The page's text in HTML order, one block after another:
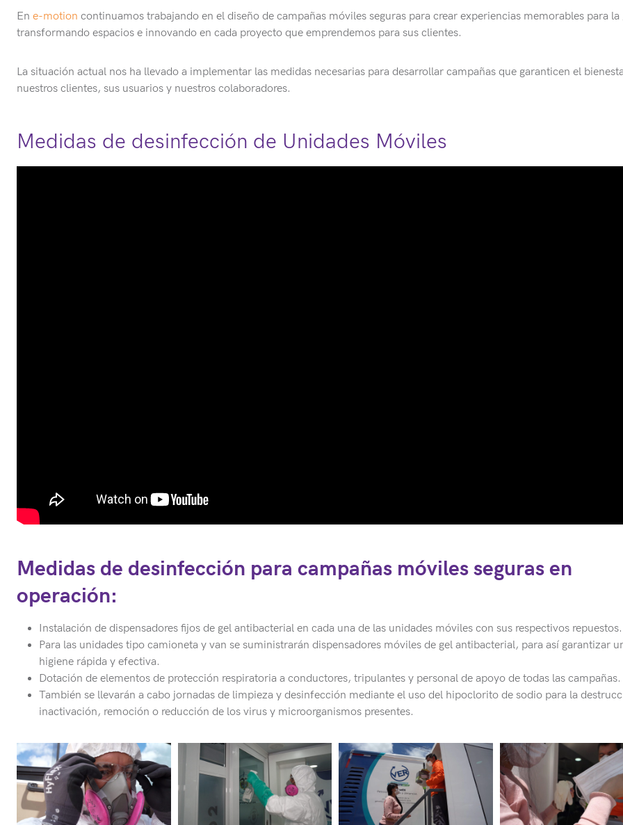
En e-motion continuamos trabajando en el diseño de campañas móviles seguras para crear experiencias memorables para la
transformando espacios e innovando en cada proyecto que emprendemos para sus clientes.
La situación actual nos ha llevado a implementar las medidas necesarias para desarrollar campañas que garanticen el
nuestros clientes, sus usuarios y nuestros colaboradores.
Medidas de desinfección de Unidades Móviles
Medidas de desinfección para campañas móviles seguras en
operación:
Instalación de dispensadores fijos de gel antibacterial en cada una de las unidades móviles con sus respectivos
Para las unidades tipo camioneta y van se suministrarán dispensadores móviles de gel antibacterial, para así garantizar
higiene rápida y efectiva.
Dotación de elementos de protección respiratoria a conductores, tripulantes y personal de apoyo de todas las campañas.
También se llevarán a cabo jornadas de limpieza y desinfección mediante el uso del hipoclorito de sodio para la
inactivación, remoción o reducción de los virus y microorganismos presentes.